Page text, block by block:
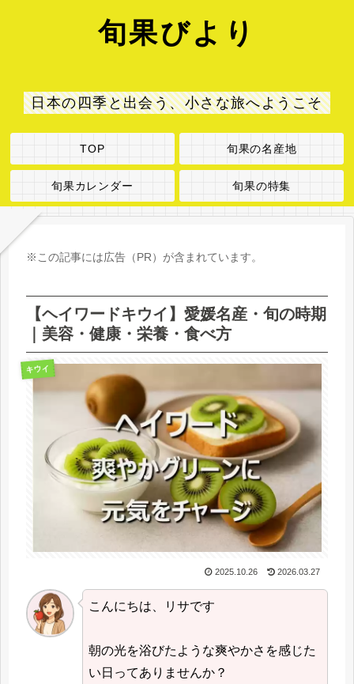
旬果びより
日本の四季と出会う、小さな旅へようこそ
TOP 旬果の名産地
旬果カレンダー 旬果の特集
※この記事には広告（PR）が含まれています。
【ヘイワードキウイ】愛媛名産・旬の時期
｜美容・健康・栄養・食べ方
キウイ
2025.10.26 2026.03.27
こんにちは、リサです
朝の光を浴びたような爽やかさを感じた
い日ってありませんか？